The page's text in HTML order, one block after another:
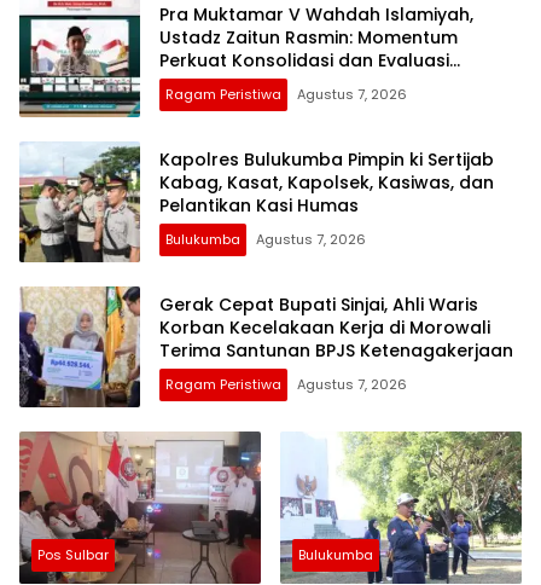
Pra Muktamar V Wahdah Islamiyah,
Ustadz Zaitun Rasmin: Momentum
Perkuat Konsolidasi dan Evaluasi
Perjalanan Dakwah
Ragam Peristiwa Agustus 7, 2026
Kapolres Bulukumba Pimpin ki Sertijab
Kabag, Kasat, Kapolsek, Kasiwas, dan
Pelantikan Kasi Humas
Bulukumba Agustus 7, 2026
Gerak Cepat Bupati Sinjai, Ahli Waris
Korban Kecelakaan Kerja di Morowali
Terima Santunan BPJS Ketenagakerjaan
Ragam Peristiwa Agustus 7, 2026
Pos Sulbar Bulukumba